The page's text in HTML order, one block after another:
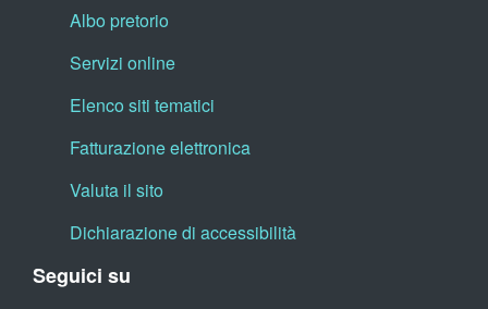
Albo pretorio
Servizi online
Elenco siti tematici
Fatturazione elettronica
Valuta il sito
Dichiarazione di accessibilità
Seguici su